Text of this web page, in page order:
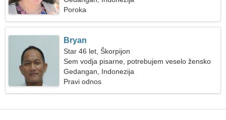
Poroka
Bryan
Star 46 let, Škorpijon
Sem vodja pisarne, potrebujem veselo žensko
Gedangan, Indonezija
Pravi odnos